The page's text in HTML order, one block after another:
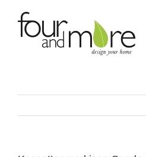
content